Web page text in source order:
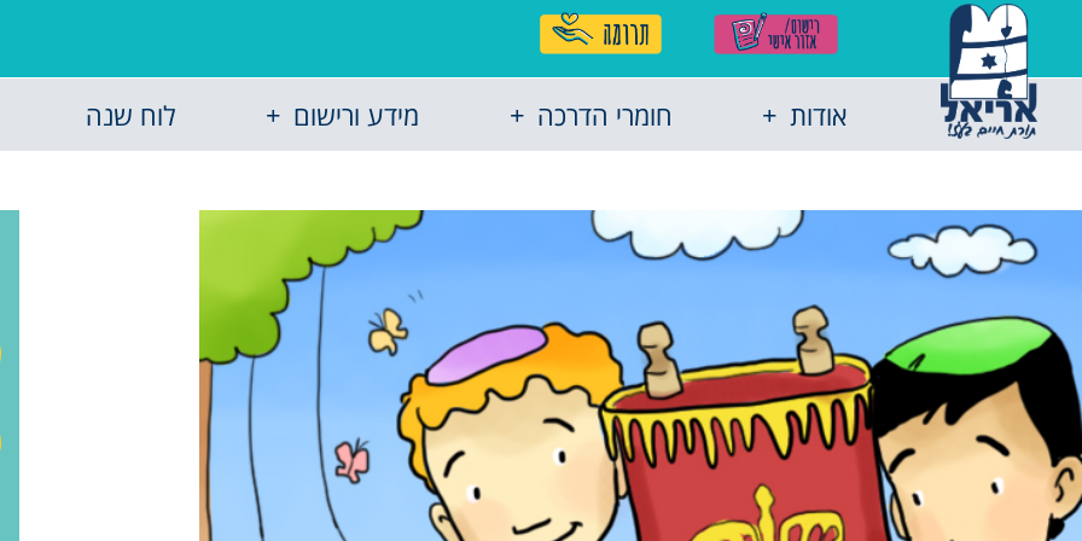
אודות חומרי הדרכה מידע ורישום לוח שנה